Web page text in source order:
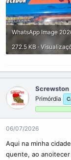
272.5 KB ·
Screwston
Primórdia
06/07/2026
Aqui na minha
quente, ao